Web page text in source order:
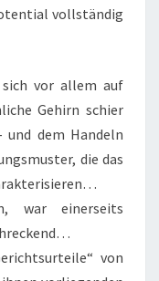
vollständig
vor allem auf
Gehirn schier
und dem Handeln
die das
war einerseits
von